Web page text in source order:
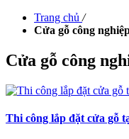
Trang chủ /
Cửa gỗ công
Cửa gỗ công
Thi công lắp đặt cửa gỗ